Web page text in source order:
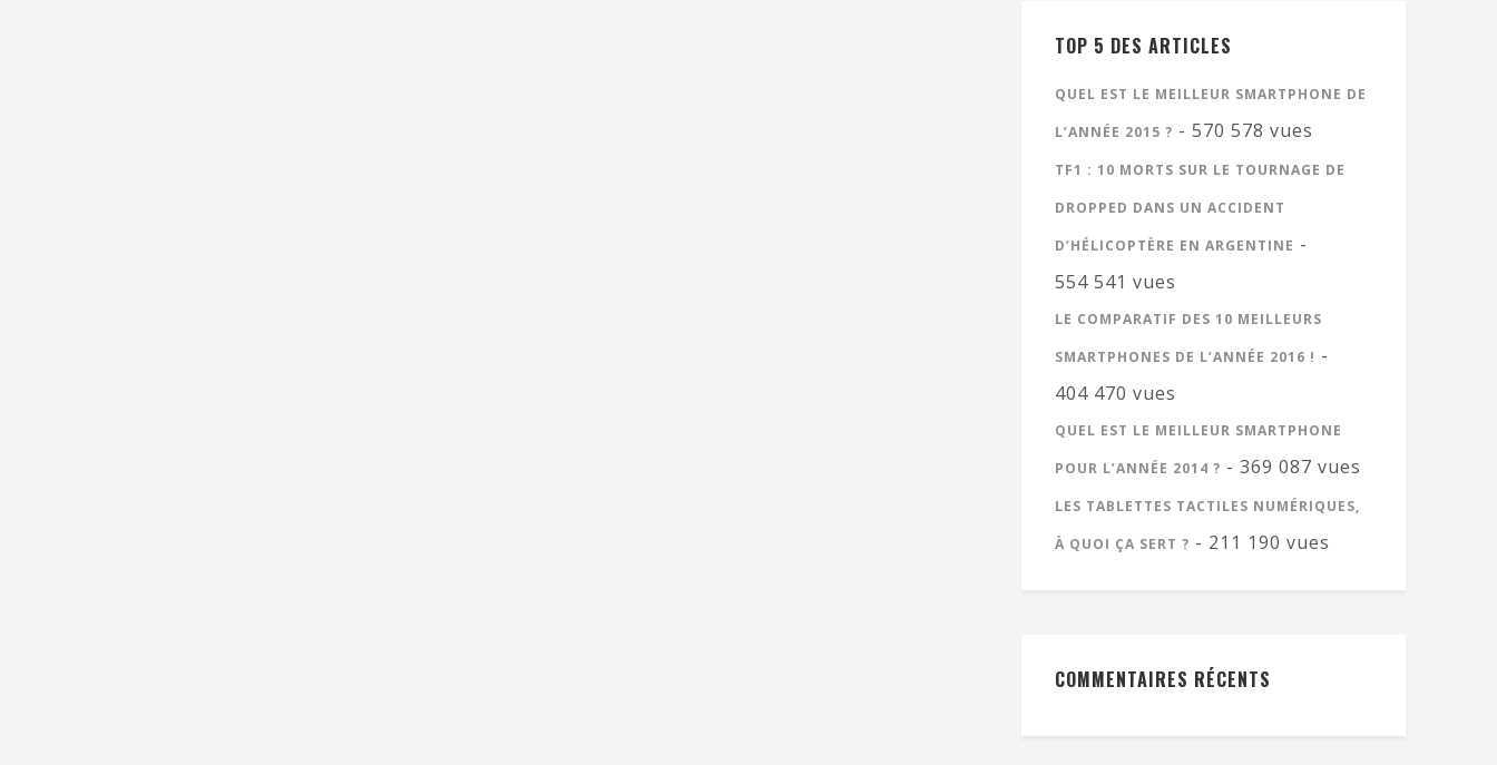
TOP 5 DES ARTICLES
QUEL EST LE MEILLEUR SMARTPHONE DE
L’ANNÉE 2015 ? - 570 578 vues
TF1 : 10 MORTS SUR LE TOURNAGE DE
DROPPED DANS UN ACCIDENT
D’HÉLICOPTÈRE EN ARGENTINE -
554 541 vues
LE COMPARATIF DES 10 MEILLEURS
SMARTPHONES DE L’ANNÉE 2016 ! -
404 470 vues
QUEL EST LE MEILLEUR SMARTPHONE
POUR L’ANNÉE 2014 ? - 369 087 vues
LES TABLETTES TACTILES NUMÉRIQUES,
À QUOI ÇA SERT ? - 211 190 vues
COMMENTAIRES RÉCENTS